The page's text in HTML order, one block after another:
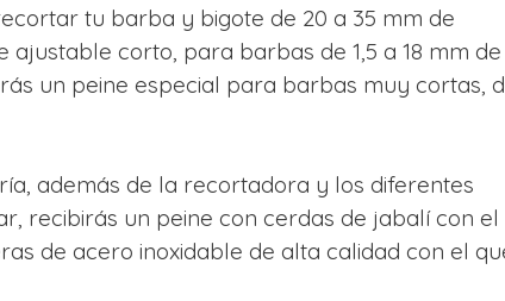
tu barba y bigote de 20 a 35 mm de
ajustable corto, para barbas de 1,5 a 18 mm de
un peine especial para barbas muy cortas,
además de la recortadora y los diferentes
recibirás un peine con cerdas de jabalí con el
de acero inoxidable de alta calidad con el